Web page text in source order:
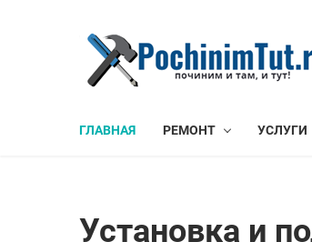
ГЛАВНАЯ РЕМОНТ УСЛУГИ
Установка и